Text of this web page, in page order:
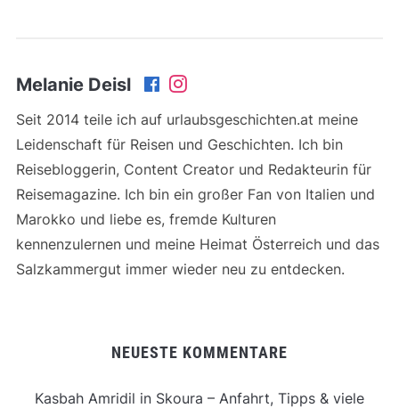
Melanie Deisl
Seit 2014 teile ich auf urlaubsgeschichten.at meine
Leidenschaft für Reisen und Geschichten. Ich bin
Reisebloggerin, Content Creator und Redakteurin für
Reisemagazine. Ich bin ein großer Fan von Italien und
Marokko und liebe es, fremde Kulturen
kennenzulernen und meine Heimat Österreich und das
Salzkammergut immer wieder neu zu entdecken.
NEUESTE KOMMENTARE
Kasbah Amridil in Skoura – Anfahrt, Tipps & viele